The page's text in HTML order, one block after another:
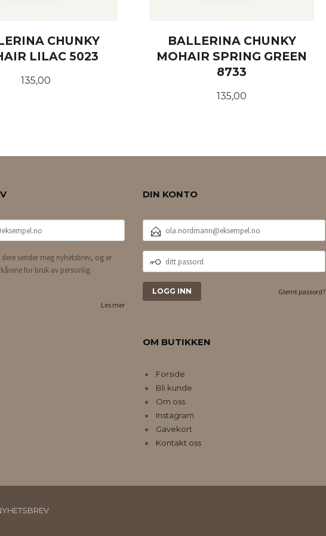
CHUNKY
LILAC 5023
Pris
135,00
BALLERINA CHUNKY
MOHAIR SPRING GREEN
8733
Pris
135,00
sender meg nyhetsbrev, og er
for bruk av personlig
Les mer
DIN KONTO
POSTADRESSE
PASSORD
Glemt passord?
OM BUTIKKEN
Forside
Bli kunde
Om oss
Instagram
Gavekort
Kontakt oss